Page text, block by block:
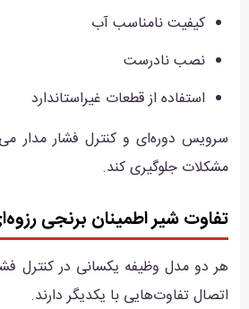
کیفیت نامناسب آب
نصب نادرست
استفاده از قطعات غیراستاندارد
سرویس دوره‌ای و کنترل فشار مدار
مشکلات جلوگیری کند.
تفاوت شیر اطمینان برنجی
هر دو مدل وظیفه یکسانی در کنترل
اتصال تفاوت‌هایی با یکدیگر دارند.